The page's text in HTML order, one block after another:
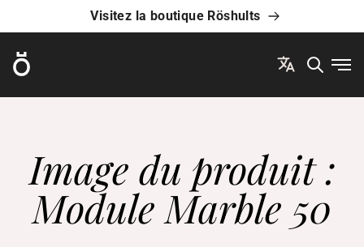
Visitez la boutique Röshults
Röshults
Image du produit :
Module Marble 50